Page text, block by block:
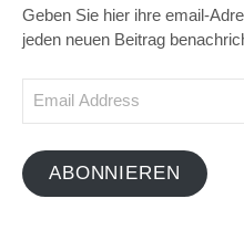
Geben Sie hier ihre email-
jeden neuen Beitrag
ABONNIEREN